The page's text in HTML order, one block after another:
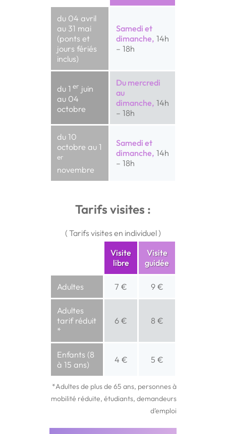
du 04 avril
au 31 mai
(ponts et
jours fériés
inclus)
Samedi et
dimanche, 14h
– 18h
du 1 er juin
au 04
octobre
Du mercredi
au
dimanche, 14h
– 18h
du 10
octobre au 1
er
novembre
Samedi et
dimanche, 14h
– 18h
Tarifs visites :
( Tarifs visites en individuel )
Visite
libre
Visite
guidée
Adultes 7 € 9 €
Adultes
tarif réduit
*
6 € 8 €
Enfants (8
à 15 ans)
4 € 5 €
*Adultes de plus de 65 ans, personnes à
mobilité réduite, étudiants, demandeurs
d’emploi